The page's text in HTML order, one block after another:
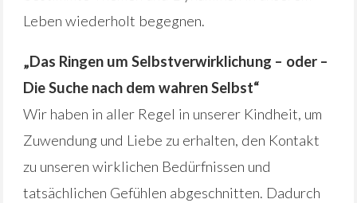
Leben wiederholt begegnen.
„Das Ringen um Selbstverwirklichung – oder –
Die Suche nach dem wahren Selbst“
Wir haben in aller Regel in unserer Kindheit, um
Zuwendung und Liebe zu erhalten, den Kontakt
zu unseren wirklichen Bedürfnissen und
tatsächlichen Gefühlen abgeschnitten. Dadurch